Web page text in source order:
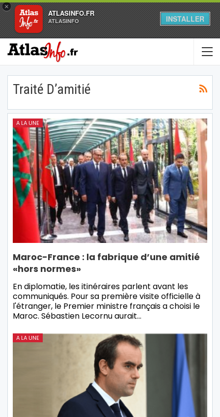
×
ATLASINFO.FR
ATLASINFO INSTALLER
Traité D’amitié
A LA UNE
Maroc-France : la fabrique d’une amitié
«hors normes»
En diplomatie, les itinéraires parlent avant les
communiqués. Pour sa première visite officielle à
l'étranger, le Premier ministre français a choisi le
Maroc. Sébastien Lecornu aurait…
A LA UNE